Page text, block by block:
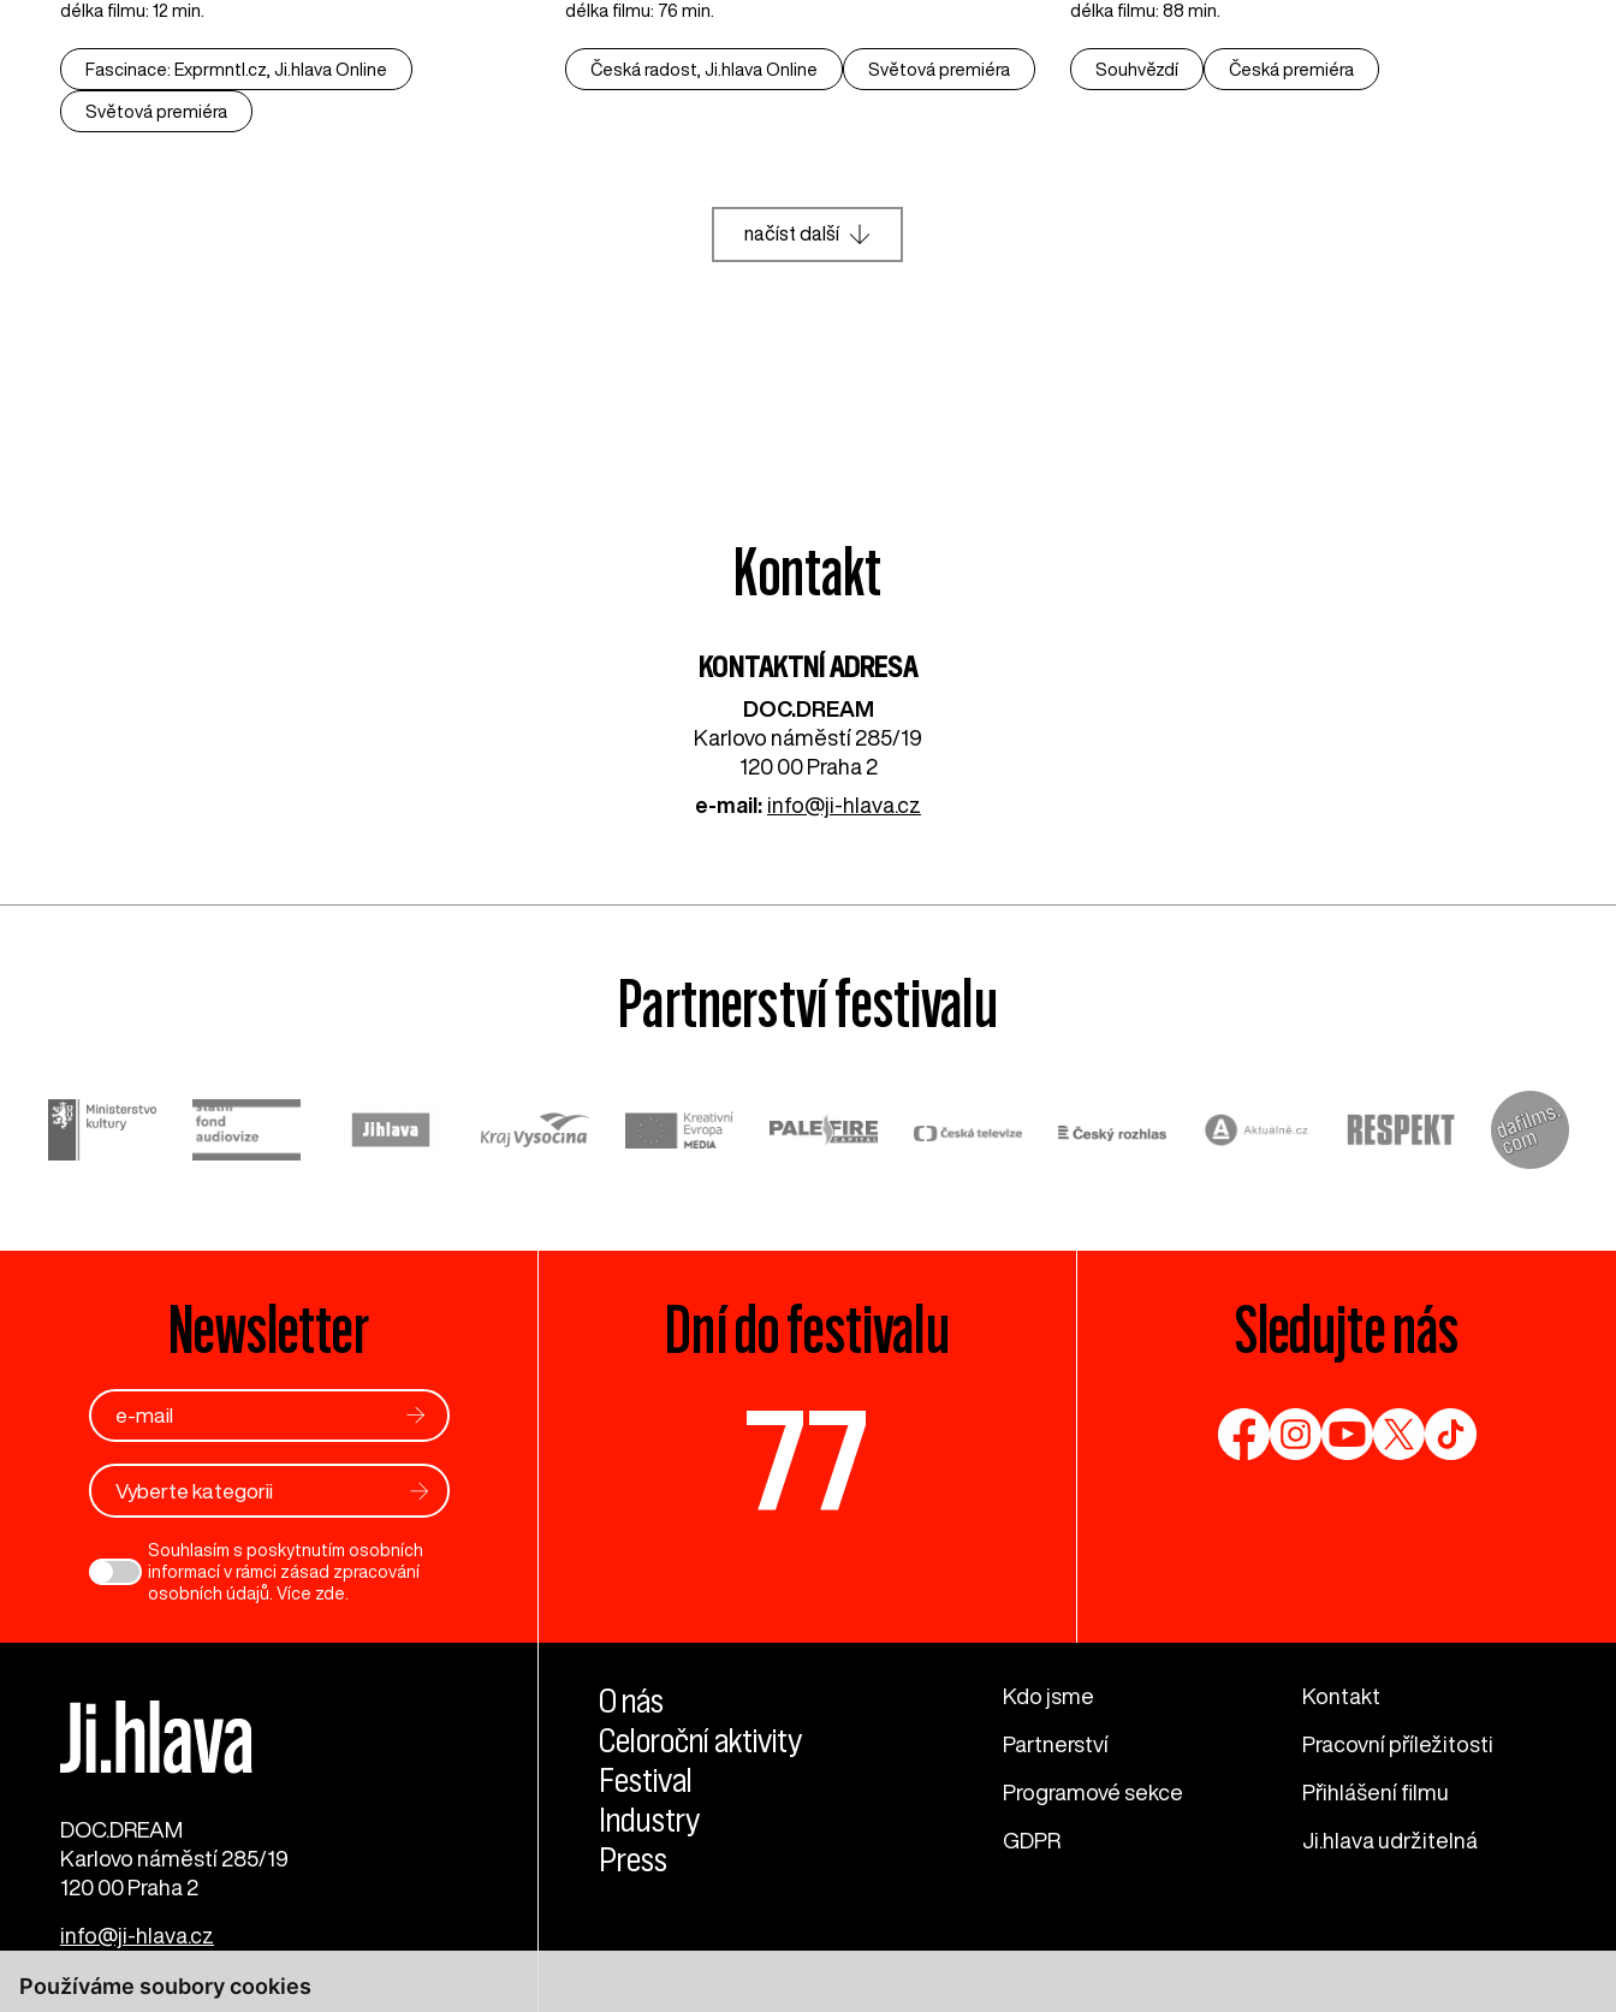
Používáme soubory cookies
délka filmu: 12 min.
Fascinace: Exprmntl.cz, Ji.hlava Online
Světová premiéra
délka filmu: 76 min.
Česká radost, Ji.hlava Online Světová premiéra
délka filmu: 88 min.
Souhvězdí Česká premiéra
načíst další
Kontakt
KONTAKTNÍ ADRESA
DOC.DREAM​
Karlovo náměstí 285/19
120 00 Praha 2
e-mail: info@ji-hlava.cz
Partnerství festivalu
Newsletter
Vyberte kategorii
Souhlasím s poskytnutím osobních
informací v rámci zásad zpracování
osobních údajů. Více zde.
Dní do festivalu
77
Sledujte nás
DOC.DREAM​
Karlovo náměstí 285/19
120 00 Praha 2
info@ji-hlava.cz
O nás
Celoroční aktivity
Festival
Industry
Press
Kdo jsme Kontakt
Partnerství Pracovní příležitosti
Programové sekce Přihlášení filmu
GDPR Ji.hlava udržitelná